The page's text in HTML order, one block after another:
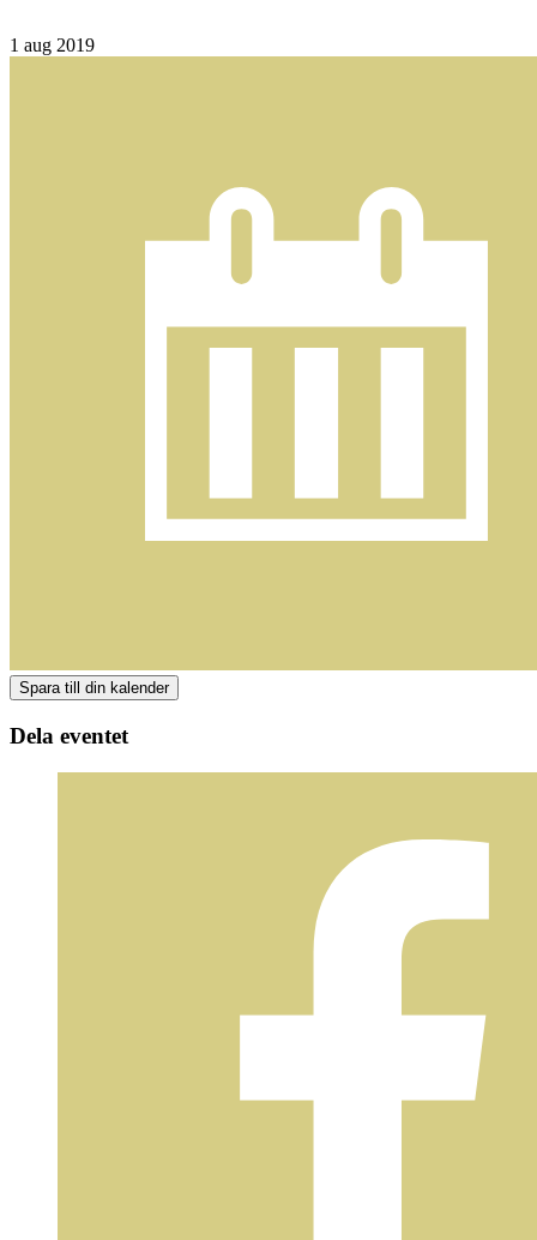
1 aug 2019
Dela eventet